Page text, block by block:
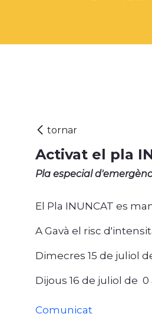
Activat el pla
Pla especial
El Pla INUNCAT es
A Gavà el risc
Dimecres 15 de juliol
Dijous 16 de juliol de 0
Comunicat